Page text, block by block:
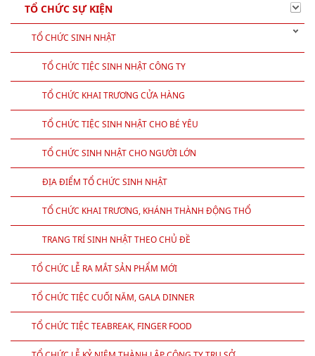
TỔ CHỨC SỰ KIỆN
TỔ CHỨC SINH NHẬT
TỔ CHỨC TIỆC SINH NHẬT CÔNG TY
TỔ CHỨC KHAI TRƯƠNG CỬA HÀNG
TỔ CHỨC TIỆC SINH NHẬT CHO BÉ YÊU
TỔ CHỨC SINH NHẬT CHO NGƯỜI LỚN
ĐỊA ĐIỂM TỔ CHỨC SINH NHẬT
TỔ CHỨC KHAI TRƯƠNG, KHÁNH THÀNH ĐỘNG THỔ
TRANG TRÍ SINH NHẬT THEO CHỦ ĐỀ
TỔ CHỨC LỄ RA MẮT SẢN PHẨM MỚI
TỔ CHỨC TIỆC CUỐI NĂM, GALA DINNER
TỔ CHỨC TIỆC TEABREAK, FINGER FOOD